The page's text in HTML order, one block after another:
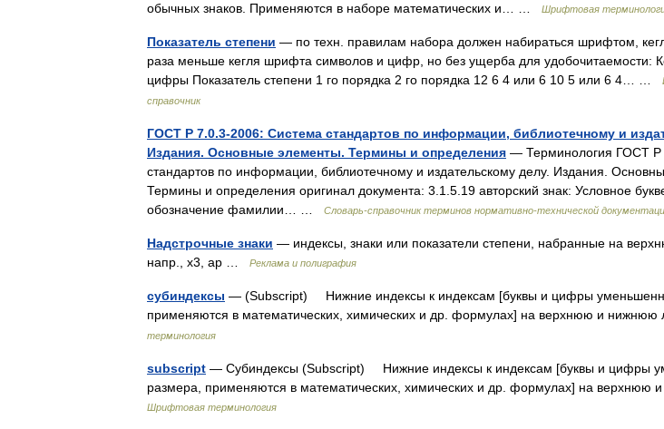
обычных знаков. Применяются в наборе математических и… …
Шрифтовая
Показатель степени — по техн. правилам набора должен набираться шрифтом,
раза меньше кегля шрифта символов и цифр, но без ущерба для удобочитаемости:
цифры Показатель степени 1 го порядка 2 го порядка 12 6 4 или 6 10 5 или 6 4… …
справочник
ГОСТ Р 7.0.3-2006: Система стандартов по информации, библиотечному и
Издания. Основные элементы. Термины и определения — Терминология ГОСТ Р
стандартов по информации, библиотечному и издательскому делу. Издания.
Термины и определения оригинал документа: 3.1.5.19 авторский знак: Условное
обозначение фамилии… …
Словарь-справочник терминов нормативно-технической
Надстрочные знаки — индексы, знаки или показатели степени, набранные на
напр., x3, ар …
Реклама и полиграфия
субиндексы — (Subscript) Нижние индексы к индексам [буквы и цифры
применяются в математических, химических и др. формулах] на верхнюю и
терминология
subscript — Субиндексы (Subscript) Нижние индексы к индексам [буквы и цифры
размера, применяются в математических, химических и др. формулах] на
Шрифтовая терминология